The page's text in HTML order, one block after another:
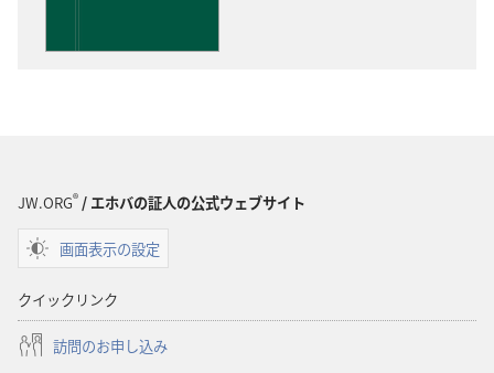
JW.ORG®/ エホバの証人の公式ウェブサイト
画面表示の設定
クイックリンク
訪問のお申し込み